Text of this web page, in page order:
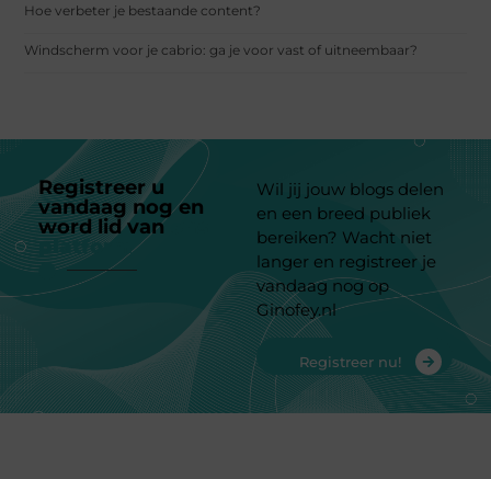
Hoe verbeter je bestaande content?
Windscherm voor je cabrio: ga je voor vast of uitneembaar?
Registreer u
vandaag nog en
word lid van
platform
Wil jij jouw blogs delen
en een breed publiek
bereiken? Wacht niet
langer en registreer je
vandaag nog op
Ginofey.nl
Registreer nu!